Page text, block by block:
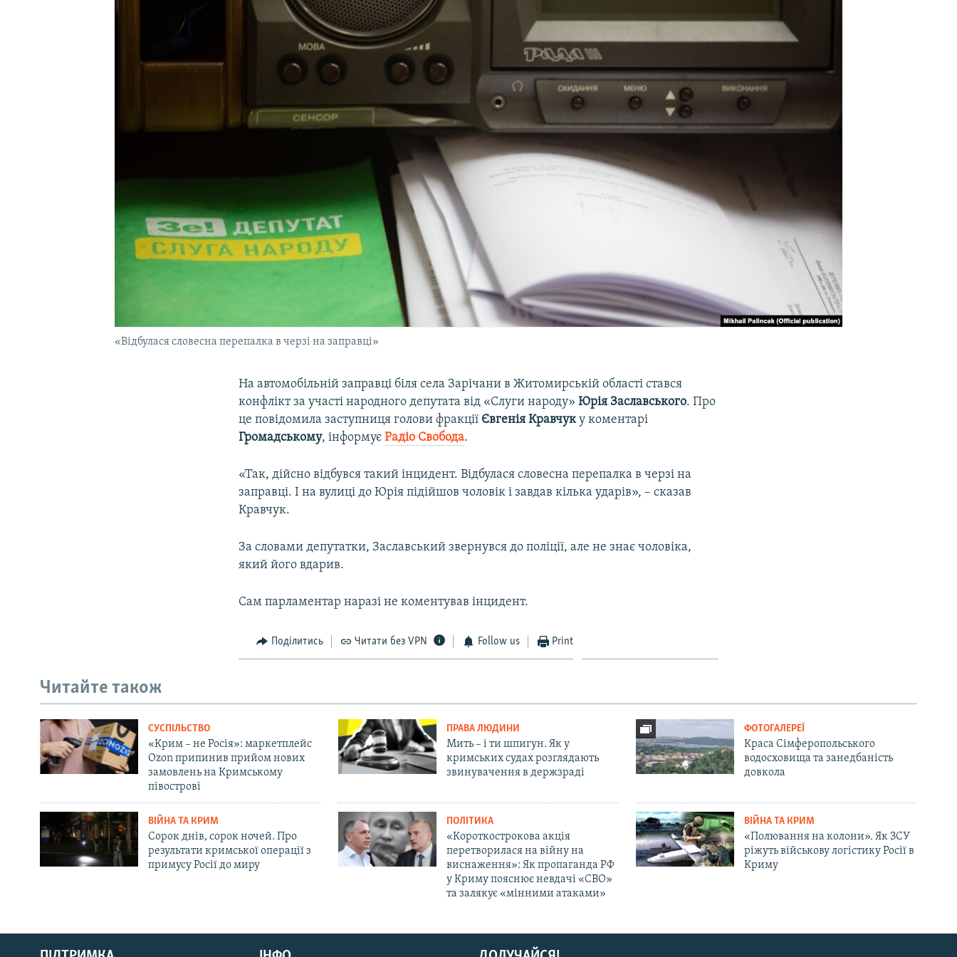
Русский
«Відбулася словесна перепалка в черзі на заправці»
На автомобільній заправці біля села Зарічани в Житомирській області стався
конфлікт за участі народного депутата від «Слуги народу»Юрія Заславського. Про
це повідомила заступниця голови фракції Євгенія Кравчуку коментарі
Громадському, інформуєРадіо Свобода.
«Так, дійсно відбувся такий інцидент. Відбулася словесна перепалка в черзі на
заправці. І на вулиці до Юрія підійшов чоловік і завдав кілька ударів», – сказав
Кравчук.
За словами депутатки, Заславський звернувся до поліції, але не знає чоловіка,
який його вдарив.
Сам парламентар наразі не коментував інцидент.
Поділитись Читати без VPN Follow us Print
Читайте також
СУСПІЛЬСТВО
«Крим – не Росія»: маркетплейс
Ozon припинив прийом нових
замовлень на Кримському
півострові
ПРАВА ЛЮДИНИ
Мить – і ти шпигун. Як у
кримських судах розглядають
звинувачення в держзраді
ФОТОГАЛЕРЕЇ
Краса Сімферопольського
водосховища та занедбаність
довкола
ВІЙНА ТА КРИМ
Сорок днів, сорок ночей. Про
результати кримської операції з
примусу Росії до миру
ПОЛІТИКА
«Короткострокова акція
перетворилася на війну на
виснаження»: Як пропаганда РФ
у Криму пояснює невдачі «СВО»
та залякує «мінними атаками»
ВІЙНА ТА КРИМ
«Полювання на колони». Як ЗСУ
ріжуть військову логістику Росії в
Криму